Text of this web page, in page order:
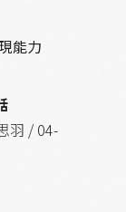
能力
羽 / 04-